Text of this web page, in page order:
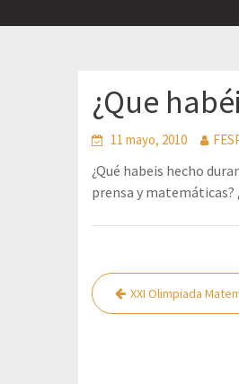
¿Que
11 mayo, 2010
¿Qué habeis hecho
prensa y matemáticas?
Navegación
de
XXI Olimpiada